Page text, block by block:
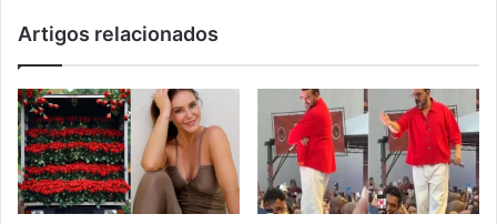
Artigos relacionados